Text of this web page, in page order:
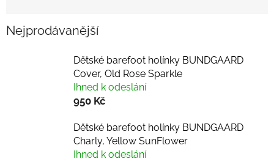
Nejprodávanější
Dětské barefoot holínky BUNDGAARD
Cover, Old Rose Sparkle
Ihned k odeslání
950 Kč
Dětské barefoot holínky BUNDGAARD
Charly, Yellow SunFlower
Ihned k odeslání